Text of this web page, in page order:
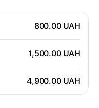
800.00 UAH
1,500.00 UAH
4,900.00 UAH